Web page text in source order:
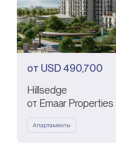
от USD 490,700
Hillsedge
от Emaar Properties
Апартаменты